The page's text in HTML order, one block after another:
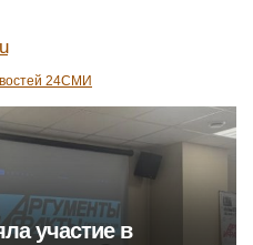
24СМИ
участие в